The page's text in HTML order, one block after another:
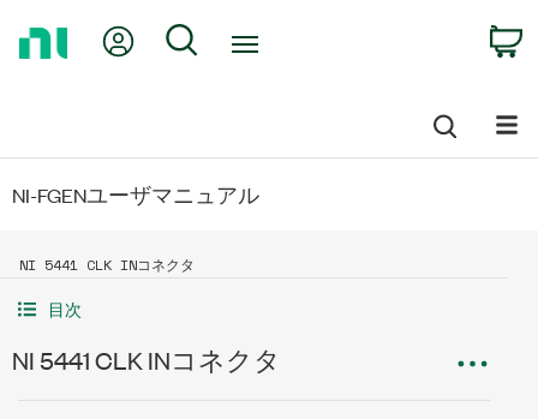
My Account
Search
NI-FGENユーザマニュアル
NI 5441 CLK INコネクタ
目次
NI 5441 CLK INコネクタ